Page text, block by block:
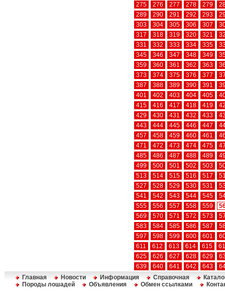
275
276 277 278 279
289
290 291 292 293
303
304 305 306 307
317
318 319 320 321
331
332 333 334 335
345
346 347 348 349
359
360 361 362 363
373
374 375 376 377
387
388 389 390 391
401
402 403 404 405
415
416 417 418 419
429
430 431 432 433
443
444 445 446 447
457
458 459 460 461
471
472 473 474 475
485
486 487 488 489
499
500 501 502 503
513
514 515 516 517
527
528 529 530 531
541
542 543 544 545
555
556 557 558 559
569
570 571 572 573
583
584 585 586 587
597
598 599 600 601
611
612 613 614 615
625
626 627 628 629
639
640 641 642 643
Главная
Новости Информация Справочная
Породы лошадей
Объявления Обмен ссылками